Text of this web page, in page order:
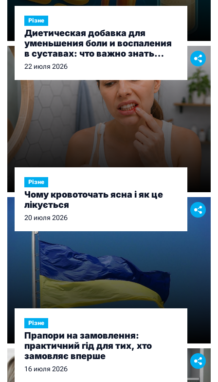
Різне
Диетическая добавка для
уменьшения боли и воспаления
в суставах: что важно знать
перед выбором
22 июля 2026
Різне
Чому кровоточать ясна і як це
лікується
20 июля 2026
Різне
Прапори на замовлення:
практичний гід для тих, хто
замовляє вперше
16 июля 2026